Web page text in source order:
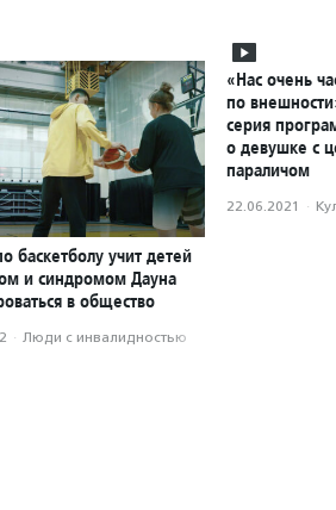
баскетболу учит детей
и синдромом Дауна
в общество
· Люди с инвалидностью
«Нас очень
по
серия
о девушке с
параличом
22.06.2021 ·